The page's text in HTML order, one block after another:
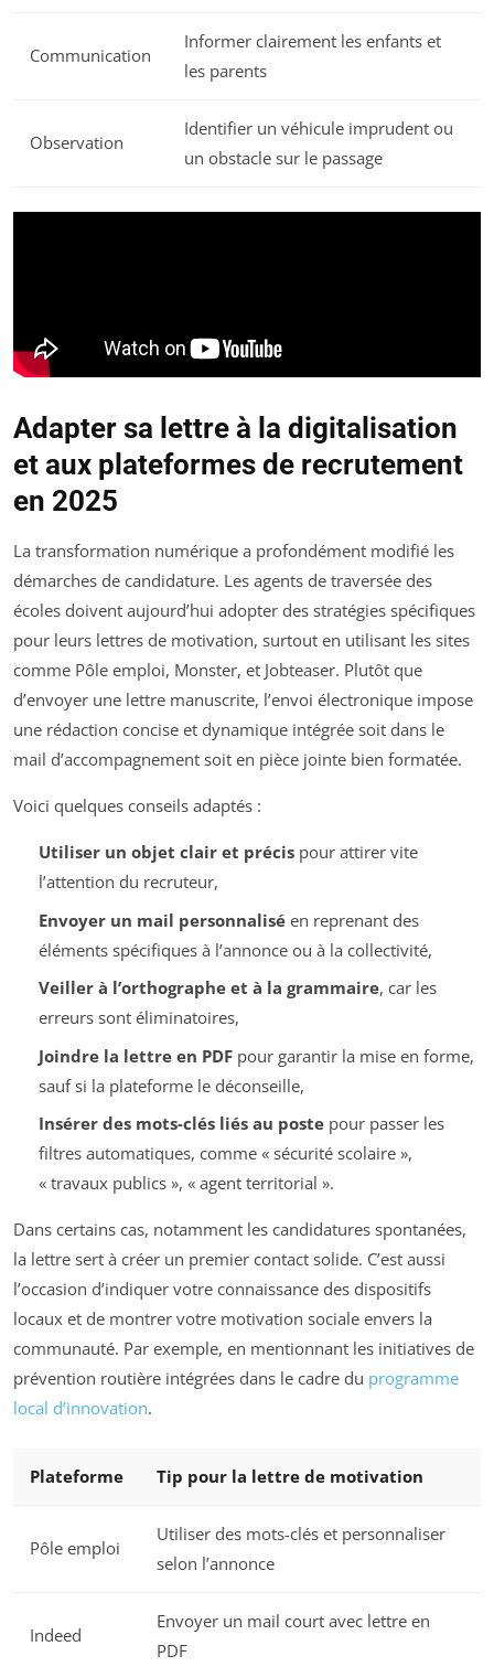
Communication
Informer clairement les enfants et
les parents
Observation
Identifier un véhicule imprudent ou
un obstacle sur le passage
Adapter sa lettre à la digitalisation
et aux plateformes de recrutement
en 2025
La transformation numérique a profondément modifié les
démarches de candidature. Les agents de traversée des
écoles doivent aujourd’hui adopter des stratégies spécifiques
pour leurs lettres de motivation, surtout en utilisant les sites
comme Pôle emploi, Monster, et Jobteaser. Plutôt que
d’envoyer une lettre manuscrite, l’envoi électronique impose
une rédaction concise et dynamique intégrée soit dans le
mail d’accompagnement soit en pièce jointe bien formatée.
Voici quelques conseils adaptés :
Utiliser un objet clair et précispour attirer vite
l’attention du recruteur,
Envoyer un mail personnaliséen reprenant des
éléments spécifiques à l’annonce ou à la collectivité,
Veiller à l’orthographe et à la grammaire, car les
erreurs sont éliminatoires,
Joindre la lettre en PDFpour garantir la mise en forme,
sauf si la plateforme le déconseille,
Insérer des mots-clés liés au postepour passer les
filtres automatiques, comme « sécurité scolaire »,
« travaux publics », « agent territorial ».
Dans certains cas, notamment les candidatures spontanées,
la lettre sert à créer un premier contact solide. C’est aussi
l’occasion d’indiquer votre connaissance des dispositifs
locaux et de montrer votre motivation sociale envers la
communauté. Par exemple, en mentionnant les initiatives de
prévention routière intégrées dans le cadre du programme
local d’innovation.
Plateforme Tip pour la lettre de motivation
Pôle emploi
Utiliser des mots-clés et personnaliser
selon l’annonce
Indeed
Envoyer un mail court avec lettre en
PDF